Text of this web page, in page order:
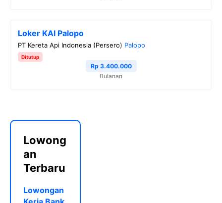
Loker KAI Palopo
PT Kereta Api Indonesia (Persero) Palopo
Ditutup
Rp 3.400.000
Bulanan
Lowong
an
Terbaru
Lowongan